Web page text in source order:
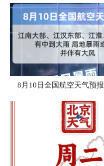
8月10日全国航空天气预报